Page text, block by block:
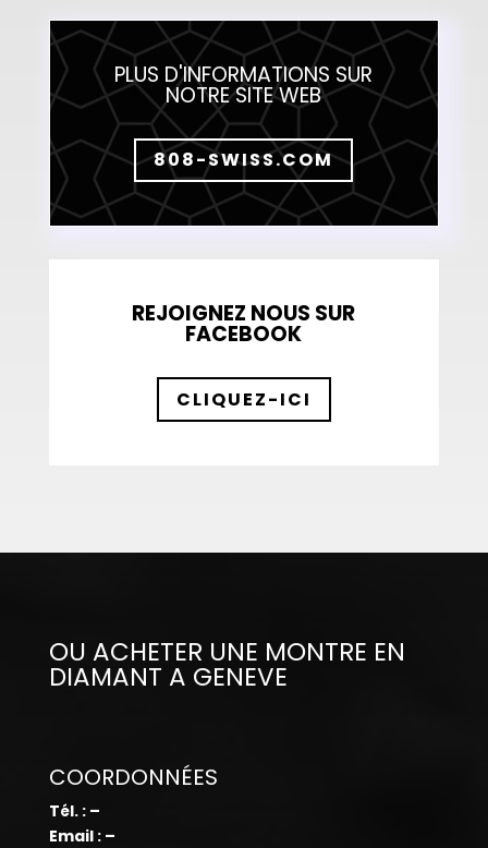
PLUS D'INFORMATIONS SUR
NOTRE SITE WEB
808-SWISS.COM
REJOIGNEZ NOUS SUR
FACEBOOK
CLIQUEZ-ICI
OU ACHETER UNE MONTRE EN
DIAMANT A GENEVE
COORDONNÉES
Tél. : –
Email : –